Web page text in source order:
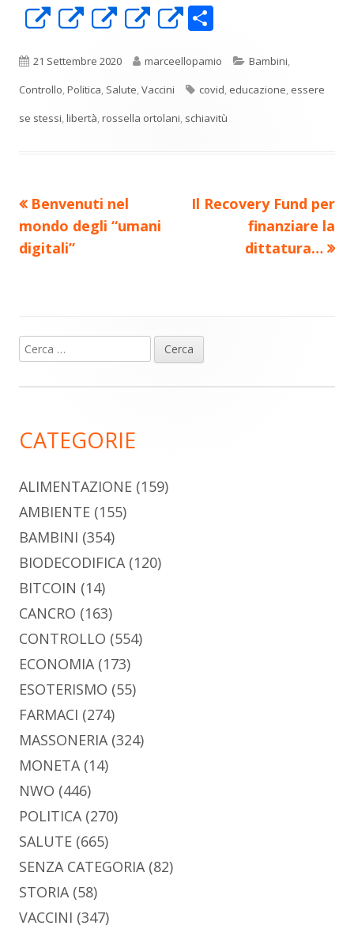
Apre
una
nuova
finestra
Apre
una
nuova
finestra
Apre
una
nuova
finestra
Apre
una
nuova
finestra
Apre
una
nuova
finestra
n
di
vi
Pubblicato
21 Settembre 2020 Autore
marceellopamio Categorie
Bambini,
Controllo,Politica, Salute,Vaccini Tag
covid, educazione, essere
se stessi,libertà,rossella ortolani, schiavitù
Navigazione
articoli
Precedente
articolo:
Benvenuti nel
mondo degli “umani
digitali”
Nuovo
articolo:
Il Recovery Fund per
finanziare la
dittatura…
Barra
laterale
Ricerca
per:
CATEGORIE
ALIMENTAZIONE (159)
AMBIENTE (155)
BAMBINI (354)
BIODECODIFICA(120)
BITCOIN (14)
CANCRO (163)
CONTROLLO (554)
ECONOMIA(173)
ESOTERISMO (55)
FARMACI (274)
MASSONERIA(324)
MONETA(14)
NWO (446)
POLITICA(270)
SALUTE (665)
SENZA CATEGORIA(82)
STORIA(58)
VACCINI (347)